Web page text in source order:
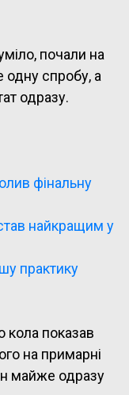
почали на
одну спробу, а
одразу.
фінальну
найкращим у
практику
кола показав
на примарні
майже одразу